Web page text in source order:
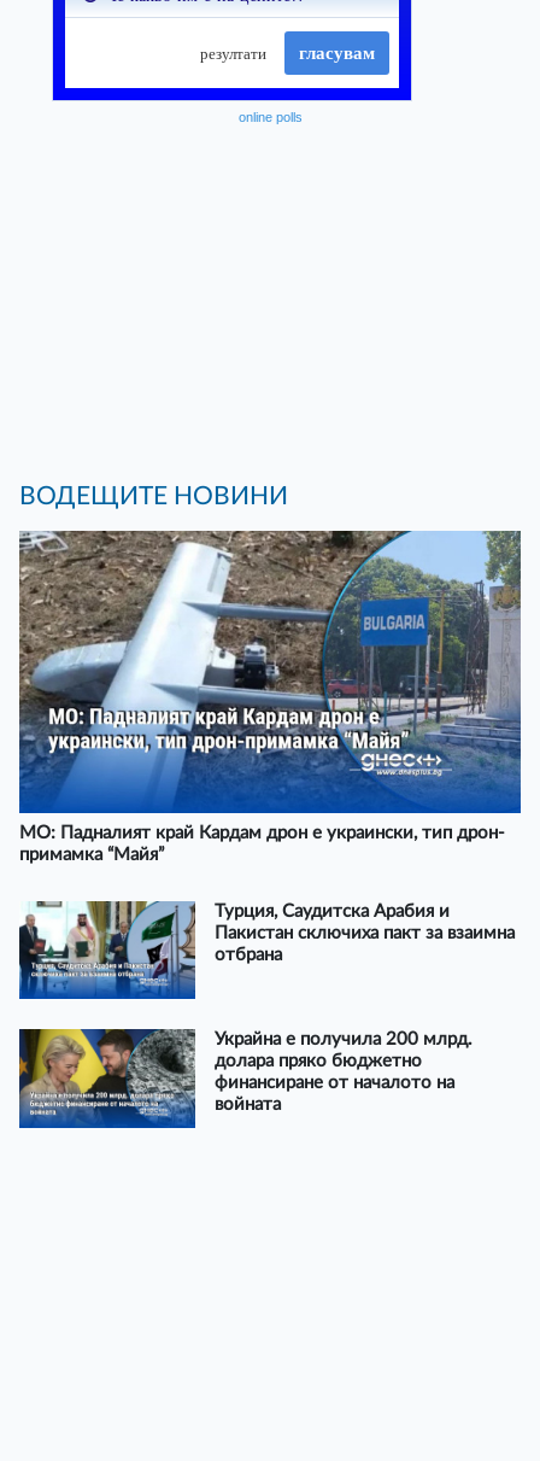
online polls
ВОДЕЩИТЕ НОВИНИ
МО: Падналият край Кардам дрон е украински, тип дрон-
примамка “Майя”
Турция, Саудитска Арабия и
Пакистан сключиха пакт за взаимна
отбрана
Украйна е получила 200 млрд.
долара пряко бюджетно
финансиране от началото на
войната